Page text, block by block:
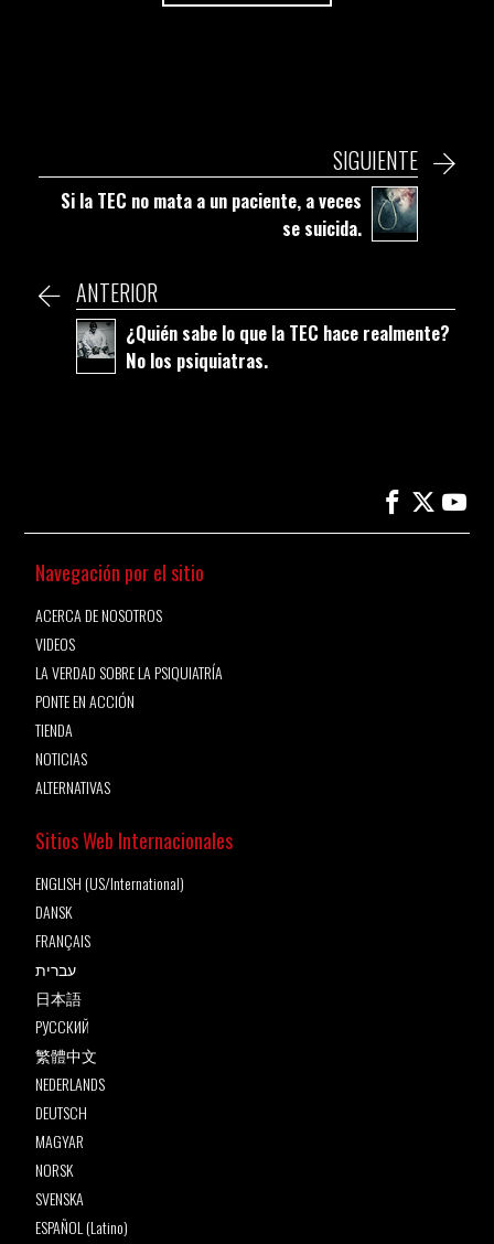
ANTERIOR
¿Quién sabe lo que la TEC hace realmente?
No los psiquiatras.
SIGUIENTE
Si la TEC no mata a un paciente, a veces
se suicida.
Navegación por el sitio
ACERCA DE NOSOTROS
VIDEOS
LA VERDAD SOBRE LA PSIQUIATRÍA
PONTE EN ACCIÓN
TIENDA
NOTICIAS
ALTERNATIVAS
Sitios Web Internacionales
ENGLISH (US/International)
DANSK
FRANÇAIS
עברית
日本語
РУССКИЙ
繁體中文
NEDERLANDS
DEUTSCH
MAGYAR
NORSK
SVENSKA
ESPAÑOL (Latino)